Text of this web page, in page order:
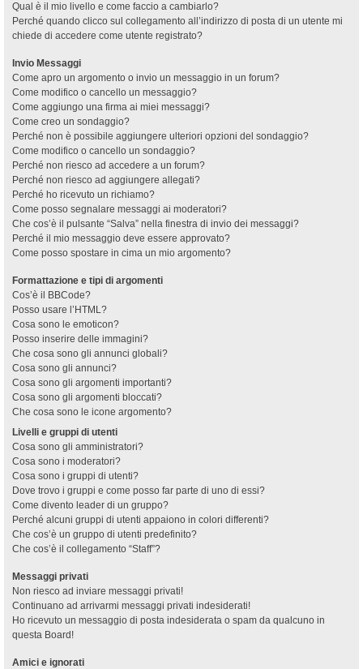
Qual è il mio livello e come faccio a cambiarlo?
Perché quando clicco sul collegamento all’indirizzo di posta di un utente mi
chiede di accedere come utente registrato?
Invio Messaggi
Come apro un argomento o invio un messaggio in un forum?
Come modifico o cancello un messaggio?
Come aggiungo una firma ai miei messaggi?
Come creo un sondaggio?
Perché non è possibile aggiungere ulteriori opzioni del sondaggio?
Come modifico o cancello un sondaggio?
Perché non riesco ad accedere a un forum?
Perché non riesco ad aggiungere allegati?
Perché ho ricevuto un richiamo?
Come posso segnalare messaggi ai moderatori?
Che cos’è il pulsante “Salva” nella finestra di invio dei messaggi?
Perché il mio messaggio deve essere approvato?
Come posso spostare in cima un mio argomento?
Formattazione e tipi di argomenti
Cos’è il BBCode?
Posso usare l’HTML?
Cosa sono le emoticon?
Posso inserire delle immagini?
Che cosa sono gli annunci globali?
Cosa sono gli annunci?
Cosa sono gli argomenti importanti?
Cosa sono gli argomenti bloccati?
Che cosa sono le icone argomento?
Livelli e gruppi di utenti
Cosa sono gli amministratori?
Cosa sono i moderatori?
Cosa sono i gruppi di utenti?
Dove trovo i gruppi e come posso far parte di uno di essi?
Come divento leader di un gruppo?
Perché alcuni gruppi di utenti appaiono in colori differenti?
Che cos’è un gruppo di utenti predefinito?
Che cos’è il collegamento “Staff”?
Messaggi privati
Non riesco ad inviare messaggi privati!
Continuano ad arrivarmi messaggi privati indesiderati!
Ho ricevuto un messaggio di posta indesiderata o spam da qualcuno in
questa Board!
Amici e ignorati